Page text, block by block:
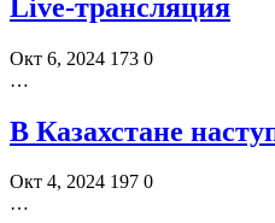
Live-трансляция
Окт 6, 2024 173 0
…
В Казахстане
Окт 4, 2024 197 0
…